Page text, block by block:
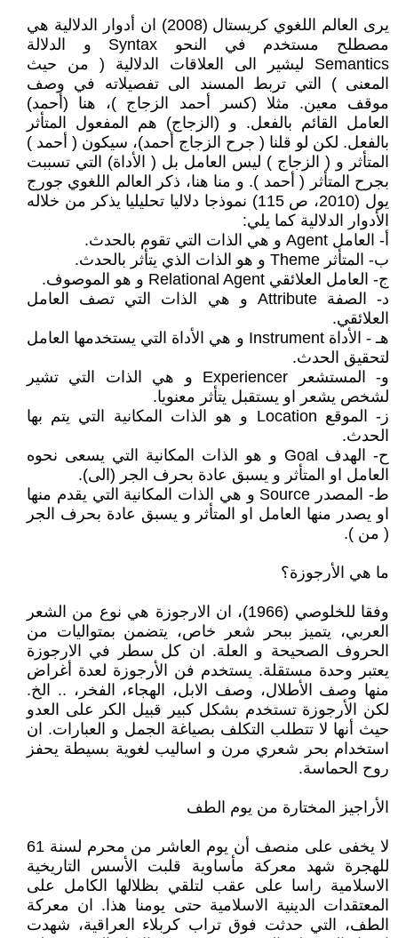
يرى العالم اللغوي كريستال (2008) ان أدوار الدلالية هي
مصطلح مستخدم في النحو Syntax و الدلالة
Semantics ليشير الى العلاقات الدلالية ( من حيث
المعنى ) التي تربط المسند الى تفصيلاته في وصف
موقف معين. مثلا (كسر أحمد الزجاج )، هنا (أحمد)
العامل القائم بالفعل. و (الزجاج) هم المفعول المتأثر
بالفعل. لكن لو قلنا ( جرح الزجاج أحمد)، سيكون ( أحمد )
المتأثر و ( الزجاج ) ليس العامل بل ( الأداة) التي تسببت
بجرح المتأثر ( أحمد ). و منا هنا، ذكر العالم اللغوي جورج
يول (2010، ص 115) نموذجا دلاليا تحليليا يذكر من خلاله
الأدوار الدلالية كما يلي:
أ- العامل Agent و هي الذات التي تقوم بالحدث.
ب- المتأثر Theme و هو الذات الذي يتأثر بالحدث.
ج- العامل العلائقي Relational Agent و هو الموصوف.
د- الصفة Attribute و هي الذات التي تصف العامل
العلائقي.
هـ - الأداة Instrument و هي الأداة التي يستخدمها العامل
لتحقيق الحدث.
و- المستشعر Experiencer و هي الذات التي تشير
لشخص يشعر او يستقبل يتأثر معنويا.
ز- الموقع Location و هو الذات المكانية التي يتم بها
الحدث.
ح- الهدف Goal و هو الذات المكانية التي يسعى نحوه
العامل او المتأثر و يسبق عادة بحرف الجر (الى).
ط- المصدر Source و هي الذات المكانية التي يقدم منها
او يصدر منها العامل او المتأثر و يسبق عادة بحرف الجر
( من ).
ما هي الأرجوزة؟
وفقا للخلوصي (1966)، ان الارجوزة هي نوع من الشعر
العربي، يتميز ببحر شعر خاص، يتضمن بمتواليات من
الحروف الصحيحة و العلة. ان كل سطر في الارجوزة
يعتبر وحدة مستقلة. يستخدم فن الأرجوزة لعدة أغراض
منها وصف الأطلال، وصف الابل، الهجاء، الفخر، .. الخ.
لكن الأرجوزة تستخدم بشكل كبير قبيل الكر على العدو
حيث أنها لا تتطلب التكلف بصياغة الجمل و العبارات. ان
استخدام بحر شعري مرن و اساليب لغوية بسيطة يحفز
روح الحماسة.
الأراجيز المختارة من يوم الطف
لا يخفى على منصف أن يوم العاشر من محرم لسنة 61
للهجرة شهد معركة مأساوية قلبت الأسس التاريخية
الاسلامية راسا على عقب لتلقي بظلالها الكامل على
المعتقدات الدينية الاسلامية حتى يومنا هذا. ان معركة
الطف، التي حدثت فوق تراب كربلاء العراقية، شهدت